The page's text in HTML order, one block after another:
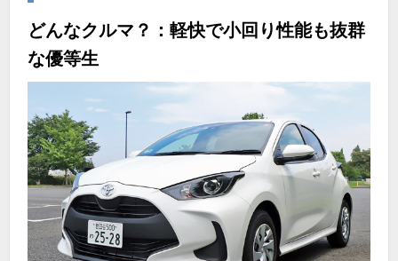
どんなクルマ？：軽快で小回り性能も抜群
な優等生